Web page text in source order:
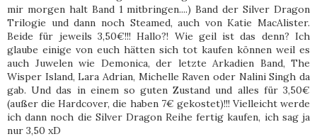
mir morgen halt Band 1 mitbringen....) Band der Silver Dragon
Trilogie und dann noch Steamed, auch von Katie MacAlister.
Beide für jeweils 3,50€!!! Hallo?! Wie geil ist das denn? Ich
glaube einige von euch hätten sich tot kaufen können weil es
auch Juwelen wie Demonica, der letzte Arkadien Band, The
Wisper Island, Lara Adrian, Michelle Raven oder Nalini Singh da
gab. Und das in einem so guten Zustand und alles für 3,50€
(außer die Hardcover, die haben 7€ gekostet)!!! Vielleicht werde
ich dann noch die Silver Dragon Reihe fertig kaufen, ich sag ja
nur 3,50 xD